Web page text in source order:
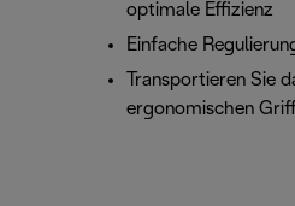
optimale Effizienz
Einfache
Transportieren Sie
ergonomischen